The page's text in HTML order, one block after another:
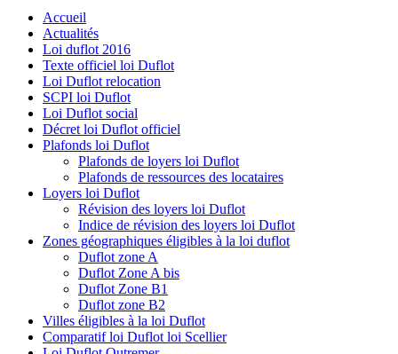
Accueil
Actualités
Loi duflot 2016
Texte officiel loi Duflot
Loi Duflot relocation
SCPI loi Duflot
Loi Duflot social
Décret loi Duflot officiel
Plafonds loi Duflot
Plafonds de loyers loi Duflot
Plafonds de ressources des locataires
Loyers loi Duflot
Révision des loyers loi Duflot
Indice de révision des loyers loi Duflot
Zones géographiques éligibles à la loi duflot
Duflot zone A
Duflot Zone A bis
Duflot Zone B1
Duflot zone B2
Villes éligibles à la loi Duflot
Comparatif loi Duflot loi Scellier